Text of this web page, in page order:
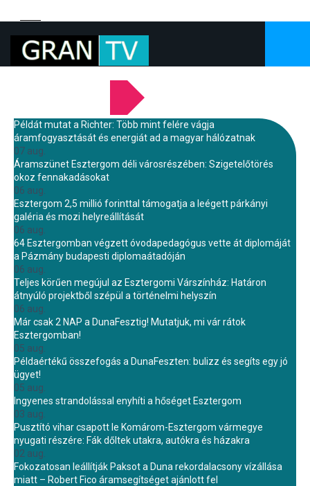
Példát mutat a Richter: Több mint felére vágja
áramfogyasztását és energiát ad a magyar hálózatnak
07 aug.
Áramszünet Esztergom déli városrészében: Szigetelőtörés
okoz fennakadásokat
06 aug.
Esztergom 2,5 millió forinttal támogatja a leégett párkányi
galéria és mozi helyreállítását
06 aug.
64 Esztergomban végzett óvodapedagógus vette át diplomáját
a Pázmány budapesti diplomaátadóján
06 aug.
Teljes körűen megújul az Esztergomi Várszínház: Határon
átnyúló projektből szépül a történelmi helyszín
06 aug.
Már csak 2 NAP a DunaFesztig! Mutatjuk, mi vár rátok
Esztergomban!
05 aug.
Példaértékű összefogás a DunaFeszten: bulizz és segíts egy jó
ügyet!
05 aug.
Ingyenes strandolással enyhíti a hőséget Esztergom
03 aug.
Pusztító vihar csapott le Komárom-Esztergom vármegye
nyugati részére: Fák dőltek utakra, autókra és házakra
02 aug.
Fokozatosan leállítják Paksot a Duna rekordalacsony vízállása
miatt – Robert Fico áramsegítséget ajánlott fel